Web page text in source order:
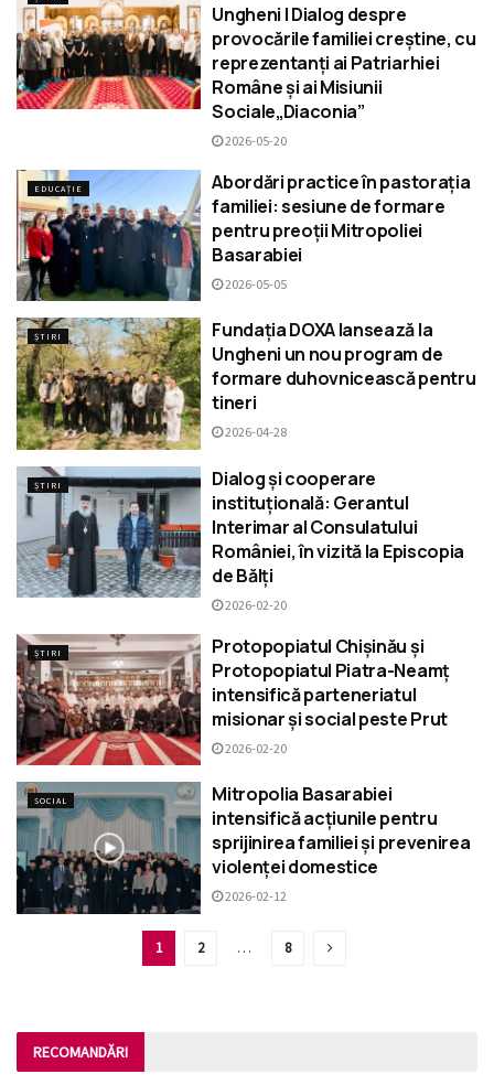
Ungheni | Dialog despre
provocările familiei creștine, cu
reprezentanți ai Patriarhiei
Române și ai Misiunii
Sociale„Diaconia”
2026-05-20
EDUCAȚIE
Abordări practice în pastorația
familiei: sesiune de formare
pentru preoții Mitropoliei
Basarabiei
2026-05-05
ȘTIRI
Fundația DOXA lansează la
Ungheni un nou program de
formare duhovnicească pentru
tineri
2026-04-28
ȘTIRI
Dialog și cooperare
instituțională: Gerantul
Interimar al Consulatului
României, în vizită la Episcopia
de Bălți
2026-02-20
ȘTIRI
Protopopiatul Chișinău și
Protopopiatul Piatra-Neamț
intensifică parteneriatul
misionar și social peste Prut
2026-02-20
SOCIAL
Mitropolia Basarabiei
intensifică acțiunile pentru
sprijinirea familiei și prevenirea
violenței domestice
2026-02-12
1 2 … 8
RECOMANDĂRI